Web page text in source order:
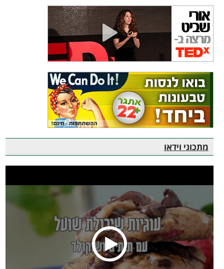
מתכוני וידאו